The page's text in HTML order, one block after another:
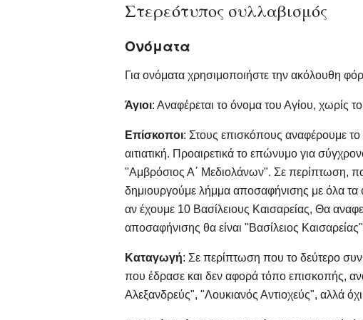
Στερεότυπος συλλαβισμός
Ονόματα
Για ονόματα χρησιμοποιήστε την ακόλουθη
Άγιοι: Αναφέρεται το όνομα του Αγίου, χωρίς
Επίσκοποι: Στους επισκόπους αναφέρουμε
αιτιατική. Προαιρετικά το επώνυμο για
"Αμβρόσιος Α΄ Μεδιολάνων". Σε περίπτωση,
δημιουργούμε λήμμα αποσαφήνισης με όλα τα
αν έχουμε 10 Βασίλειους Καισαρείας, Θα
αποσαφήνισης θα είναι "Βασίλειος
Καταγωγή: Σε περίπτωση που το δεύτερο
που έδρασε και δεν αφορά τόπο επισκοπής,
Αλεξανδρεύς", "Λουκιανός Αντιοχεύς", αλλά